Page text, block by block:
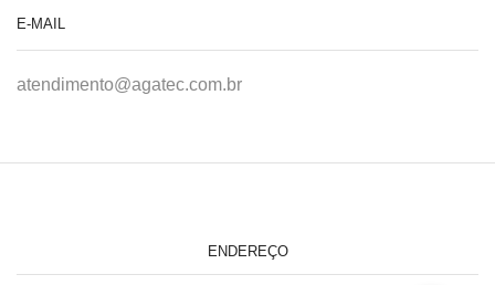
E-MAIL
atendimento@agatec.com.br
ENDEREÇO